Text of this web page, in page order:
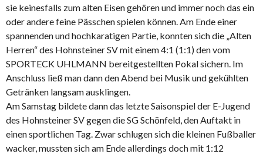
sie keinesfalls zum alten Eisen gehören und immer noch das ein
oder andere feine Pässchen spielen können. Am Ende einer
spannenden und hochkaratigen Partie, konnten sich die „Alten
Herren“ des Hohnsteiner SV mit einem 4:1 (1:1) den vom
SPORTECK UHLMANN bereitgestellten Pokal sichern. Im
Anschluss ließ man dann den Abend bei Musik und gekühlten
Getränken langsam ausklingen.
Am Samstag bildete dann das letzte Saisonspiel der E-Jugend
des Hohnsteiner SV gegen die SG Schönfeld, den Auftakt in
einen sportlichen Tag. Zwar schlugen sich die kleinen Fußballer
wacker, mussten sich am Ende allerdings doch mit 1:12